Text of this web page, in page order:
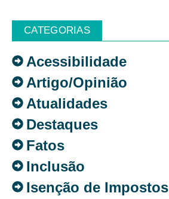
CATEGORIAS
Acessibilidade
Artigo/Opinião
Atualidades
Destaques
Fatos
Inclusão
Isenção de Impostos